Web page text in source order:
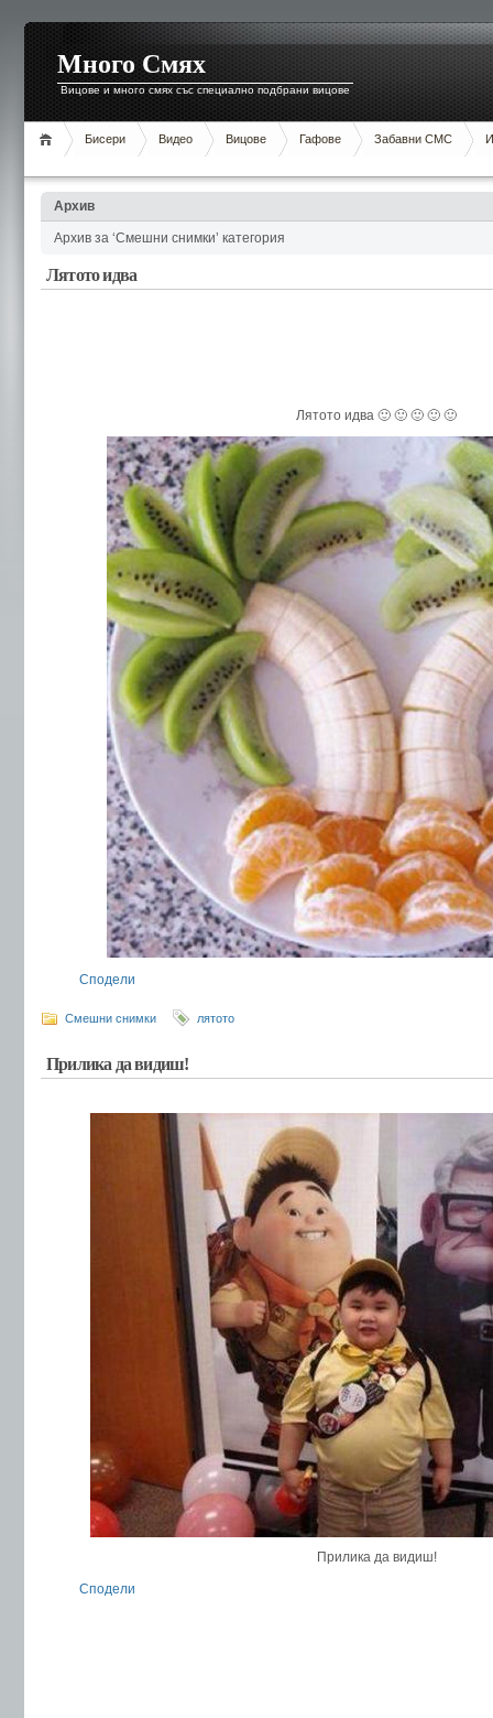
Много Смях
Вицове и много смях със специално подбрани вицове
Бисери Видео Вицове Гафове Забавни СМС
Архив
Архив за ‘Смешни снимки’ категория
Лятото идва
Лятото идва 🙂 🙂 🙂 🙂 🙂
Сподели
Смешни снимки лятото
Прилика да видиш!
Прилика да видиш!
Сподели